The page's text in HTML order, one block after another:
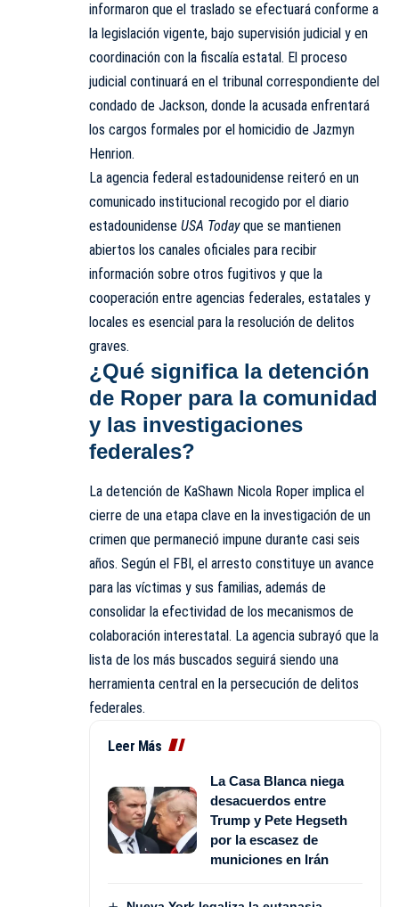
informaron que el traslado se efectuará conforme a
la legislación vigente, bajo supervisión judicial y en
coordinación con la fiscalía estatal. El proceso
judicial continuará en el tribunal correspondiente del
condado de Jackson, donde la acusada enfrentará
los cargos formales por el homicidio de Jazmyn
Henrion.
La agencia federal estadounidense reiteró en un
comunicado institucional recogido por el diario
estadounidense USA Todayque se mantienen
abiertos los canales oficiales para recibir
información sobre otros fugitivos y que la
cooperación entre agencias federales, estatales y
locales es esencial para la resolución de delitos
graves.
¿Qué significa la detención
de Roper para la comunidad
y las investigaciones
federales?
La detención de KaShawn Nicola Roper implica el
cierre de una etapa clave en la investigación de un
crimen que permaneció impune durante casi seis
años. Según el FBI, el arresto constituye un avance
para las víctimas y sus familias, además de
consolidar la efectividad de los mecanismos de
colaboración interestatal. La agencia subrayó que la
lista de los más buscados seguirá siendo una
herramienta central en la persecución de delitos
federales.
Leer Más
La Casa Blanca niega
desacuerdos entre
Trump y Pete Hegseth
por la escasez de
municiones en Irán